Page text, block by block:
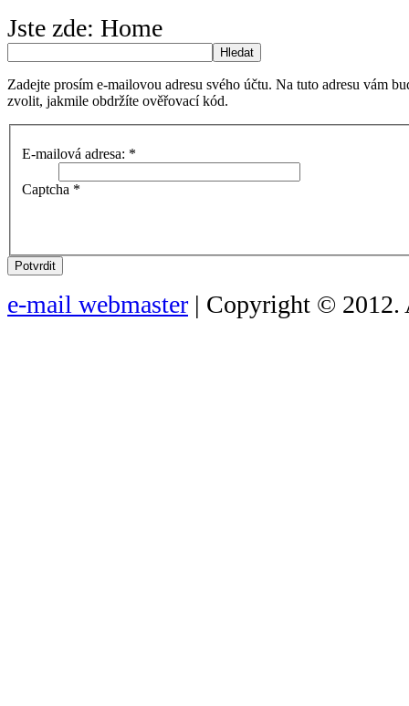
Jste zde: Home
Hledat
Zadejte prosím e-mailovou adresu svého účtu. Na tuto adresu vám
zvolit, jakmile obdržíte ověřovací kód.
E-mailová adresa: *
Captcha *
Potvrdit
e-mail webmaster | Copyright © 2012.